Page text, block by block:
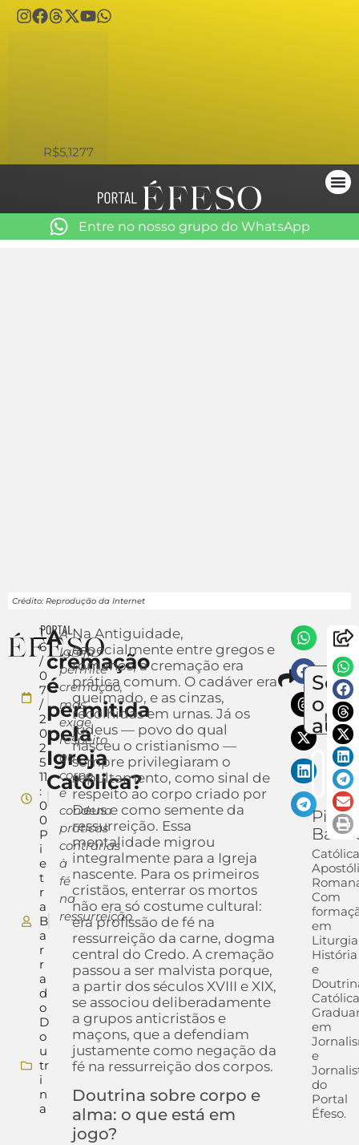
R$5,1277
Entre no nosso grupo do WhatsApp
Crédito: Reprodução da Internet
1
6
/
0
7
/
2
0
2
5
11
:
0
0
P
i
e
t
r
a
B
a
r
r
a
d
o
D
o
u
tr
i
n
a
A
cremação
é
permitida
pela
Igreja
Católica?
A
Igreja
permite
cremação,
mas
exige
respeito
ao
corpo
e
condena
práticas
contrárias
à
fé
na
ressurreição
Na Antiguidade,
especialmente entre gregos e
romanos, a cremação era
prática comum. O cadáver era
queimado, e as cinzas,
recolhidas em urnas. Já os
judeus — povo do qual
nasceu o cristianismo —
sempre privilegiaram o
sepultamento, como sinal de
respeito ao corpo criado por
Deus e como semente da
ressurreição. Essa
mentalidade migrou
integralmente para a Igreja
nascente. Para os primeiros
cristãos, enterrar os mortos
não era só costume cultural:
era profissão de fé na
ressurreição da carne, dogma
central do Credo. A cremação
passou a ser malvista porque,
a partir dos séculos XVIII e XIX,
se associou deliberadamente
a grupos anticristãos e
maçons, que a defendiam
justamente como negação da
fé na ressurreição dos corpos.
Doutrina sobre corpo e
alma: o que está em
jogo?
o
Pietra
Católica
Com
em
História
e
em
e
do
Portal
Éfeso.